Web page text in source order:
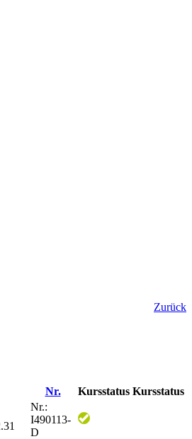
Zurück
Nr. Kursstatus Kursstatus
Nr.:
I490113-
D